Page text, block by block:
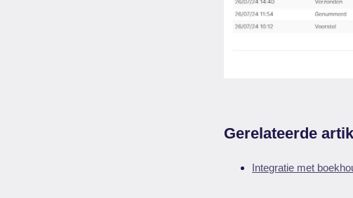
Gerelateerde
Integratie met